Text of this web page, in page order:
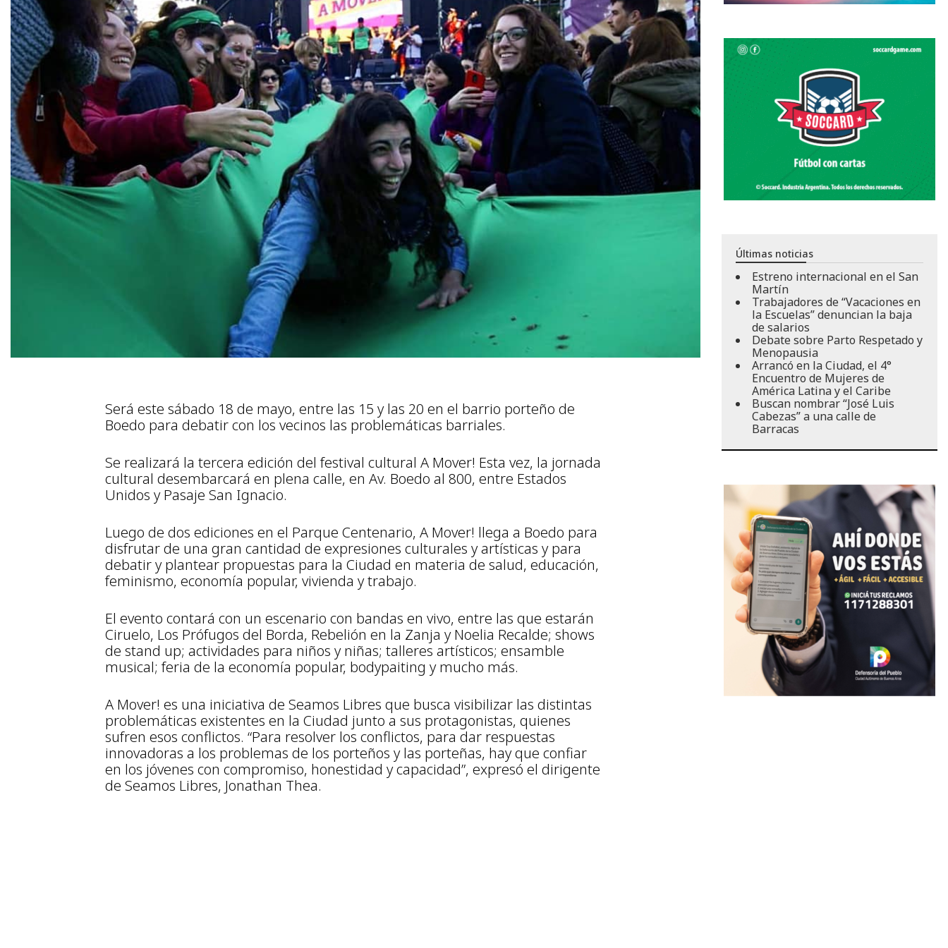
Será este sábado 18 de mayo, entre las 15 y las 20 en el barrio porteño de
Boedo para debatir con los vecinos las problemáticas barriales.
Se realizará la tercera edición del festival cultural A Mover! Esta vez, la jornada
cultural desembarcará en plena calle, en Av. Boedo al 800, entre Estados
Unidos y Pasaje San Ignacio.
Luego de dos ediciones en el Parque Centenario, A Mover! llega a Boedo para
disfrutar de una gran cantidad de expresiones culturales y artísticas y para
debatir y plantear propuestas para la Ciudad en materia de salud, educación,
feminismo, economía popular, vivienda y trabajo.
El evento contará con un escenario con bandas en vivo, entre las que estarán
Ciruelo, Los Prófugos del Borda, Rebelión en la Zanja y Noelia Recalde; shows
de stand up; actividades para niños y niñas; talleres artísticos; ensamble
musical; feria de la economía popular, bodypaiting y mucho más.
A Mover! es una iniciativa de Seamos Libres que busca visibilizar las distintas
problemáticas existentes en la Ciudad junto a sus protagonistas, quienes
sufren esos conflictos. “Para resolver los conflictos, para dar respuestas
innovadoras a los problemas de los porteños y las porteñas, hay que confiar
en los jóvenes con compromiso, honestidad y capacidad”, expresó el dirigente
de Seamos Libres, Jonathan Thea.
Últimas noticias
Estreno internacional en el San
Martín
Trabajadores de “Vacaciones en
la Escuelas” denuncian la baja
de salarios
Debate sobre Parto Respetado y
Menopausia
Arrancó en la Ciudad, el 4°
Encuentro de Mujeres de
América Latina y el Caribe
Buscan nombrar “José Luis
Cabezas” a una calle de
Barracas